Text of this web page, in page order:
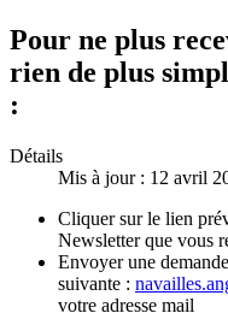
Pour ne plus
rien de plus
:
Détails
Mis à jour : 12 avril
Cliquer sur le lien
Newsletter que vous
Envoyer une
suivante :
votre adresse mail